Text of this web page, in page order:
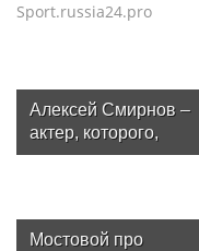
Sport.russia24.pro
Алексей Смирнов –
актер, которого,
надеюсь, еще не
Мостовой про